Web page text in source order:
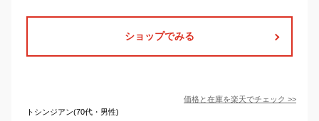
ショップでみる
価格と在庫を楽天でチェック >>
トシンジアン(70代・男性)